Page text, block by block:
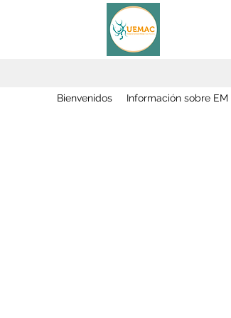
Bienvenidos Información sobre EM